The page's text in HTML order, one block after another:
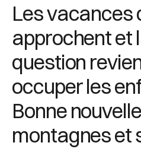
Les vacances
approchent et
question
occuper les
Bonne
montagnes et